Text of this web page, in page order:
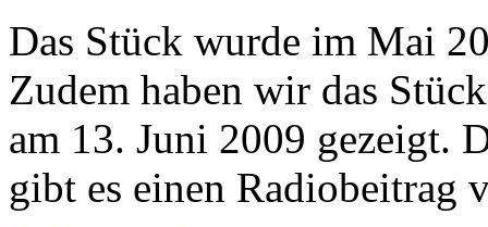
Das Stück wurde im Mai
Zudem haben wir das
am 13. Juni 2009 gezeigt.
gibt es einen Radiobeitrag